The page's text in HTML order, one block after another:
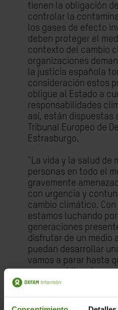
tienen la obligación
controlar la
los gases de efecto
deben proteger el
contexto del cambio
organizaciones
la justicia española
consideración estos
obligue al Estado a
responsabilidades
así, están dispuestas
Tribunal Europeo de
Estrasburgo.
“La vida y la salud de
personas en todo el
gravemente
con urgencia y
cambio climático.
estamos luchando
generaciones
disfrutar de un medio
puedan desarrollar
vamos a parar hasta
con sus obligaciones
las medidas
declarado Inés Díez,